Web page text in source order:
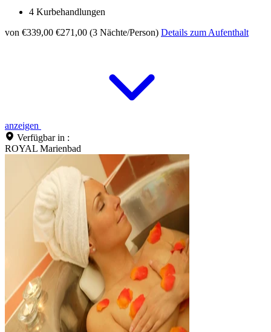
4 Kurbehandlungen
von €339,00 €271,00 (3 Nächte/Person) Details zum Aufenthalt
anzeigen
Verfügbar in :
ROYAL Marienbad